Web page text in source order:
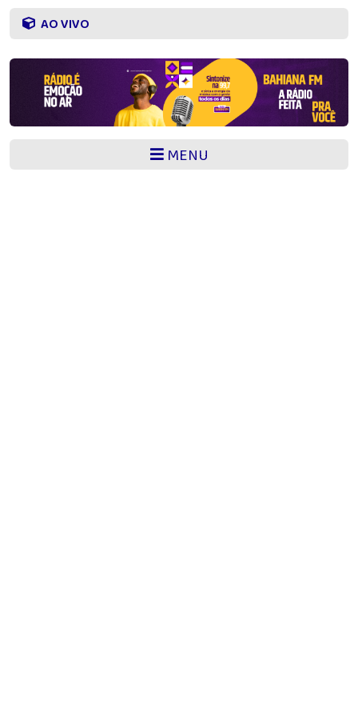
AO VIVO
MENU